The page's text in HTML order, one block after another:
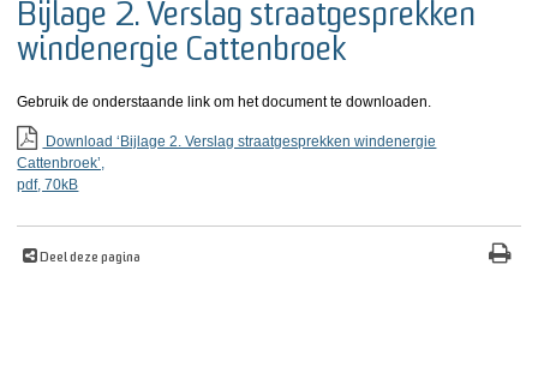
Bijlage 2. Verslag straatgesprekken
windenergie Cattenbroek
Gebruik de onderstaande link om het document te downloaden.
Download ‘Bijlage 2. Verslag straatgesprekken windenergie
Cattenbroek’,
pdf, 70kB
Deel deze pagina